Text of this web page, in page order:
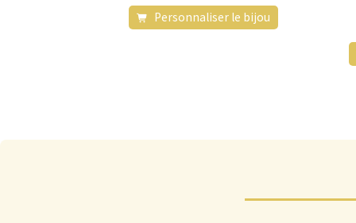
Personnaliser le bijou